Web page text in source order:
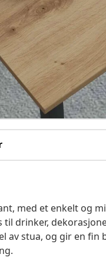
med et enkelt og
drinker,
av stua, og gir en fin